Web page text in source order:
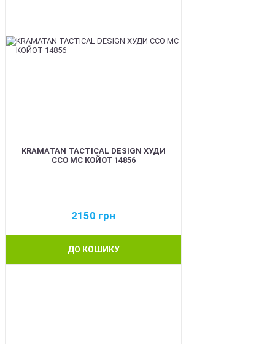
KRAMATAN TACTICAL DESIGN ХУДИ
ССО МС КОЙОТ 14856
2150 грн
ДО КОШИКУ